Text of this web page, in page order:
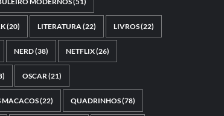
(20) LITERATURA (22) LIVROS(22)
NERD(38) NETFLIX(26)
OSCAR (21)
MACACOS(22) QUADRINHOS(78)